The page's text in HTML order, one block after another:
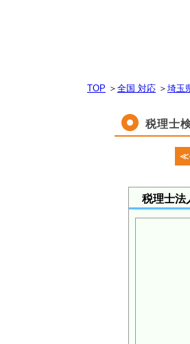
TOP ＞ 全国 対応 ＞ 埼玉
税理士
税理士法